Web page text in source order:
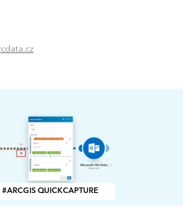
ARCGIS QUICKCAPTURE